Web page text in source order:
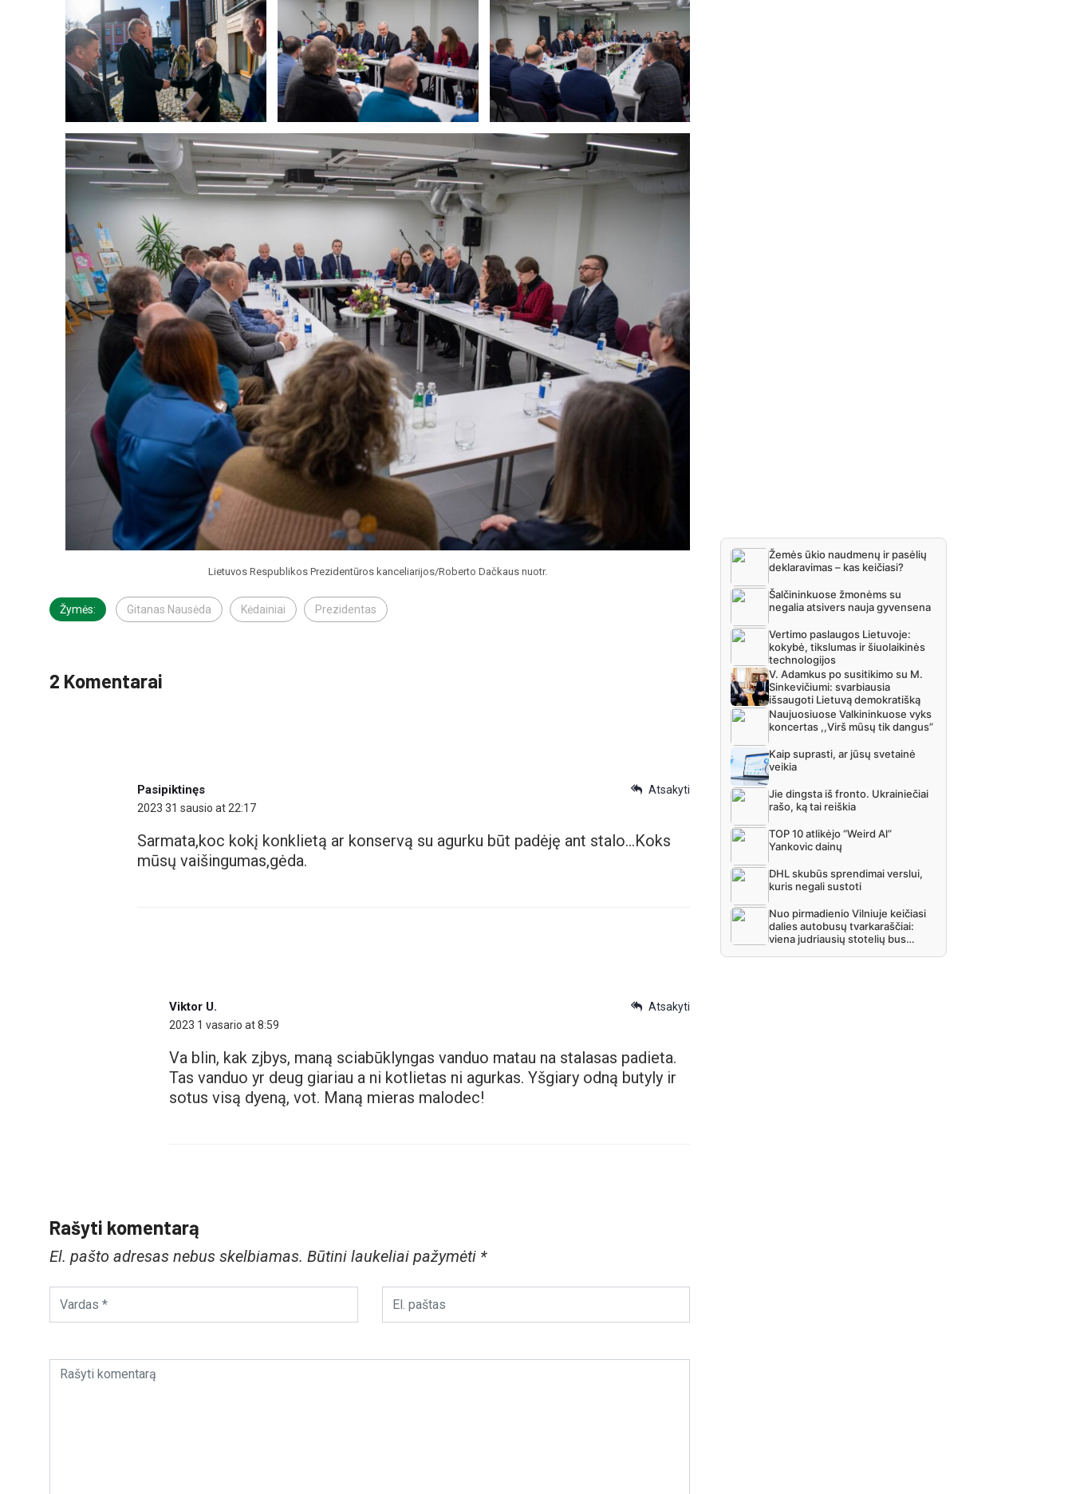
Lietuvos Respublikos Prezidentūros kanceliarijos/Roberto Dačkaus nuotr.
Žymės: Gitanas Nausėda Kėdainiai Prezidentas
2 Komentarai
Atsakyti
Pasipiktinęs
2023 31 sausio at 22:17
Sarmata,koc kokį konklietą ar konservą su agurku būt padėję ant stalo…Koks
mūsų vaišingumas,gėda.
Atsakyti
Viktor U.
2023 1 vasario at 8:59
Va blin, kak zjbys, maną sciabūklyngas vanduo matau na stalasas padieta.
Tas vanduo yr deug giariau a ni kotlietas ni agurkas. Yšgiary odną butyly ir
sotus visą dyeną, vot. Maną mieras malodec!
Rašyti komentarą
El. pašto adresas nebus skelbiamas. Būtini laukeliai pažymėti *